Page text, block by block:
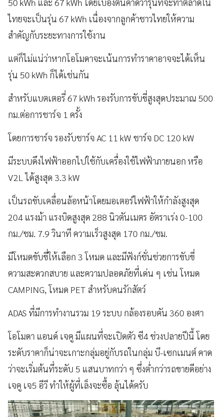
ไทยจะเป็นรุ่น 67 kWh เนื่องจากลูกค้าชาวไทยให้ความ
สำคัญกับระยะทางการใช้งาน
แต่ก็ไม่แน่ว่าหากโอโมดาจะเน้นการทำราคาอาจจะได้เห็น
รุ่น 50 kWh ก็ได้เช่นกัน
สำหรับแบตเตอรี่ 67 kWh รองรับการขับขี่สูงสุดประมาณ 500
กม.ต่อการชาร์จ 1 ครั้ง
โดยการชาร์จ รองรับชาร์จ AC 11 kW ชาร์จ DC 120 kW
มีระบบดึงไฟฟ้าออกไปใช้กับเครื่องใช้ไฟฟ้าภายนอก หรือ
V2L ได้สูงสุด 3.3 kW
เป็นรถขับเคลื่อนล้อหน้าโดยมอเตอร์ไฟฟ้าให้กำลังสูงสุด
204 แรงม้า แรงบิดสูงสุด 288 นิวตันเมตร อัตราเร่ง 0-100
กม./ชม. 7.9 วินาที ความเร็วสูงสุด 170 กม./ชม.
มีโหมดขับขี่ให้เลือก 3 โหมด และมีฟังก์ชั่นช่วยการขับขี่
ความสะดวกสบาย และความปลอดภัยที่เด่น ๆ เช่น โหมด
CAMPING, โหมด PET สำหรับคนรักสัตว์
ADAS ที่มีการทำงานรวม 19 ระบบ กล้องรอบคัน 360 องศา
โอโมดา แอนด์ เจคู มีแผนที่จะเปิดตัว ซี4 ช่วงปลายปีนี้ โดย
ระดับราคาก็น่าจะเกาะกลุ่มอยู่กับรถในกลุ่ม บี-เซกเมนต์ คาด
ว่าจะเริ่มต้นที่ระดับ 5 แสนบาทกว่า ๆ ซึ่งต่ำกว่ารถขายดีอย่าง
เจคู เจ5 อีวี ทำให้ผู้ที่เล็งจะซื้อ ลุ้นได้ครับ